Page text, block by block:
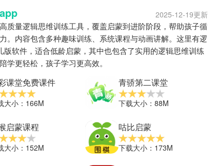
2025-12-19更新
质量逻辑思维训练工具，覆盖启蒙到进阶阶段，帮助孩子循
。内容包含多种趣味训练、系统课程与动画讲解。这里有逻
版软件，适合低龄启蒙，其中也包含了实用的逻辑思维训练
学更轻松，孩子学习更高效。
课堂免费课件
大小：166M
青骄第二课堂
下载大小：88M
启蒙课程
大小：152M
咕比启蒙
下载大小：173M